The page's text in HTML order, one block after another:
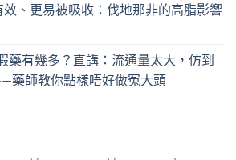
、更易被吸收：伐地那非的高脂影響
藥有幾多？直講：流通量太大，仿到
藥師教你點樣唔好做冤大頭